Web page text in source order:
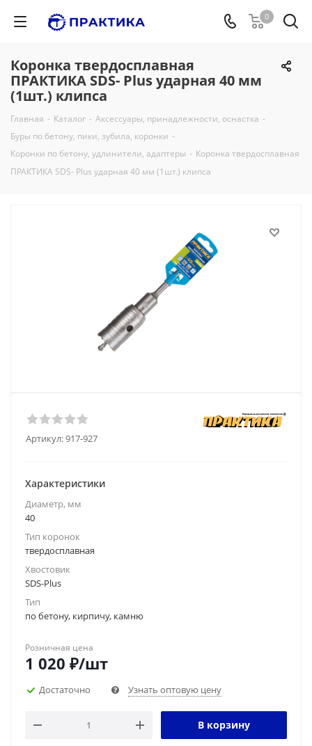
0
Коронка твердосплавная
ПРАКТИКА SDS- Plus ударная 40 мм
(1шт.) клипса
Главная - Каталог - Аксессуары, принадлежности, оснастка -
Буры по бетону, пики, зубила, коронки -
Коронки по бетону, удлинители, адаптеры - Коронка твердосплавная
ПРАКТИКА SDS- Plus ударная 40 мм (1шт.) клипса
Артикул:917-927
Характеристики
Диаметр, мм
40
Тип коронок
твердосплавная
Хвостовик
SDS-Plus
Тип
по бетону, кирпичу, камню
Розничная цена
1 020 ₽/шт
Достаточно Узнать оптовую цену
В корзину